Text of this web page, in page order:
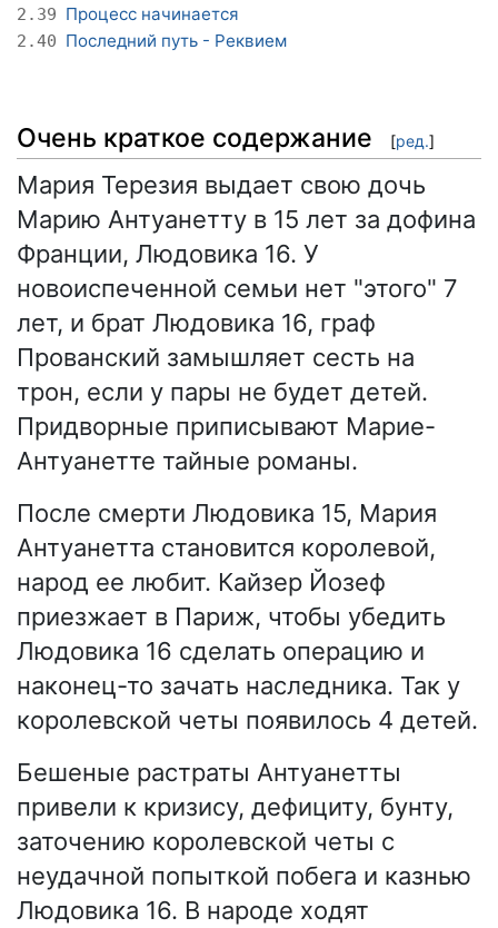
2.39 Процесс начинается
2.40 Последний путь - Реквием
Очень краткое содержание [ред.]
Мария Терезия выдает свою дочь
Марию Антуанетту в 15 лет за дофина
Франции, Людовика 16. У
новоиспеченной семьи нет "этого" 7
лет, и брат Людовика 16, граф
Прованский замышляет сесть на
трон, если у пары не будет детей.
Придворные приписывают Марие-
Антуанетте тайные романы.
После смерти Людовика 15, Мария
Антуанетта становится королевой,
народ ее любит. Кайзер Йозеф
приезжает в Париж, чтобы убедить
Людовика 16 сделать операцию и
наконец-то зачать наследника. Так у
королевской четы появилось 4 детей.
Бешеные растраты Антуанетты
привели к кризису, дефициту, бунту,
заточению королевской четы с
неудачной попыткой побега и казнью
Людовика 16. В народе ходят